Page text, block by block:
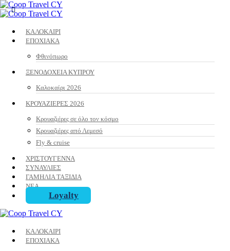
ΚΑΛΟΚΑΙΡΙ
ΕΠΟΧΙΑΚΑ
Φθινόπωρο
ΞΕΝΟΔΟΧΕΙΑ ΚΥΠΡΟΥ
Καλοκαίρι 2026
ΚΡΟΥΑΖΙΕΡΕΣ 2026
Κρουαζιέρες σε όλο τον κόσμο
Κρουαζιέρες από Λεμεσό
Fly & cruise
ΧΡΙΣΤΟΥΓΕΝΝΑ
ΣΥΝΑΥΛΙΕΣ
ΓΑΜΗΛΙΑ ΤΑΞΙΔΙΑ
ΝΕΑ
Loyalty
ΚΑΛΟΚΑΙΡΙ
ΕΠΟΧΙΑΚΑ